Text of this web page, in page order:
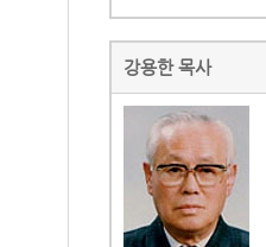
강용한 목사